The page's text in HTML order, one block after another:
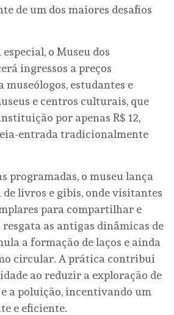
de um dos maiores desafios
o Museu dos
ingressos a preços
estudantes e
e centros culturais, que
por apenas R$ 12,
entrada tradicionalmente
programadas, o museu lança
livros e gibis, onde visitantes
para compartilhar e
as antigas dinâmicas de
a formação de laços e ainda
circular. A prática contribui
ao reduzir a exploração de
a poluição, incentivando um
e eficiente.